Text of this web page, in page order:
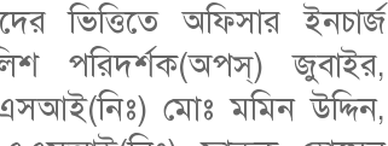
ভিত্তিতে অফিসার ইনচার্জ
পরিদর্শক(অপস্) জুবাইর,
মোঃ মমিন উদ্দিন,